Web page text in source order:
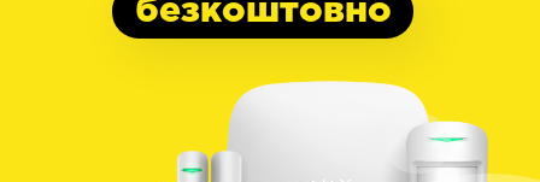
безкоштовно